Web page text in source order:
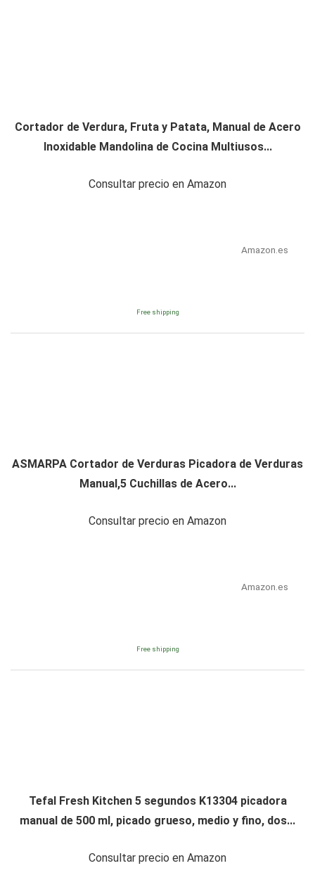
Cortador de Verdura, Fruta y Patata, Manual de Acero
Inoxidable Mandolina de Cocina Multiusos...
Consultar precio en Amazon
Amazon.es
Free shipping
ASMARPA Cortador de Verduras Picadora de Verduras
Manual,5 Cuchillas de Acero...
Consultar precio en Amazon
Amazon.es
Free shipping
Tefal Fresh Kitchen 5 segundos K13304 picadora
manual de 500 ml, picado grueso, medio y fino, dos...
Consultar precio en Amazon